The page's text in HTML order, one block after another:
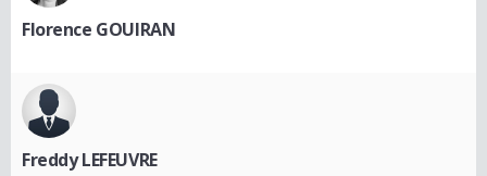
Florence GOUIRAN
Freddy LEFEUVRE